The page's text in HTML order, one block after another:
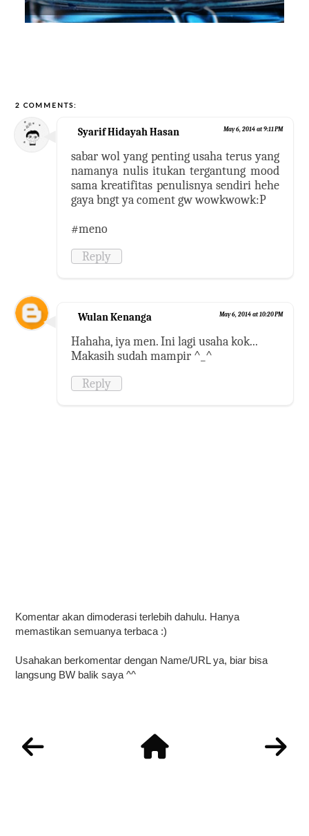
2 COMMENTS:
Syarif Hidayah Hasan May 6, 2014 at 9:11 PM
sabar wol yang penting usaha terus yang
namanya nulis itukan tergantung mood
sama kreatifitas penulisnya sendiri hehe
gaya bngt ya coment gw wowkwowk:P
#meno
Reply
Wulan Kenanga May 6, 2014 at 10:20 PM
Hahaha, iya men. Ini lagi usaha kok...
Makasih sudah mampir ^_^
Reply
Komentar akan dimoderasi terlebih dahulu. Hanya
memastikan semuanya terbaca :)
Usahakan berkomentar dengan Name/URL ya, biar bisa
langsung BW balik saya ^^